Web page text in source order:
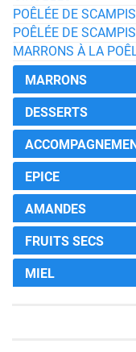
POÊLÉE DE
POÊLÉE DE
MARRONS À LA
MARRONS
DESSERTS
EPICE
AMANDES
FRUITS SECS
MIEL